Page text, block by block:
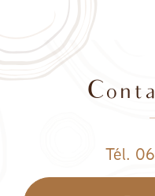
Tél.